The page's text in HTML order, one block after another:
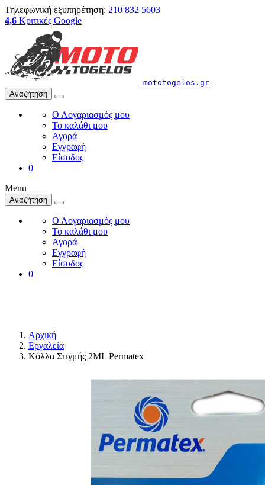
Τηλεφωνική εξυπηρέτηση: 210 832 5603
4,6 Κριτικές Google
mototogelos.gr
Αναζήτηση
Ο Λογαριασμός μου
Το καλάθι μου
Αγορά
Εγγραφή
Είσοδος
0
Menu
Αναζήτηση
Ο Λογαριασμός μου
Το καλάθι μου
Αγορά
Εγγραφή
Είσοδος
0
Αρχική
Εργαλεία
Κόλλα Στιγμής 2ML Permatex